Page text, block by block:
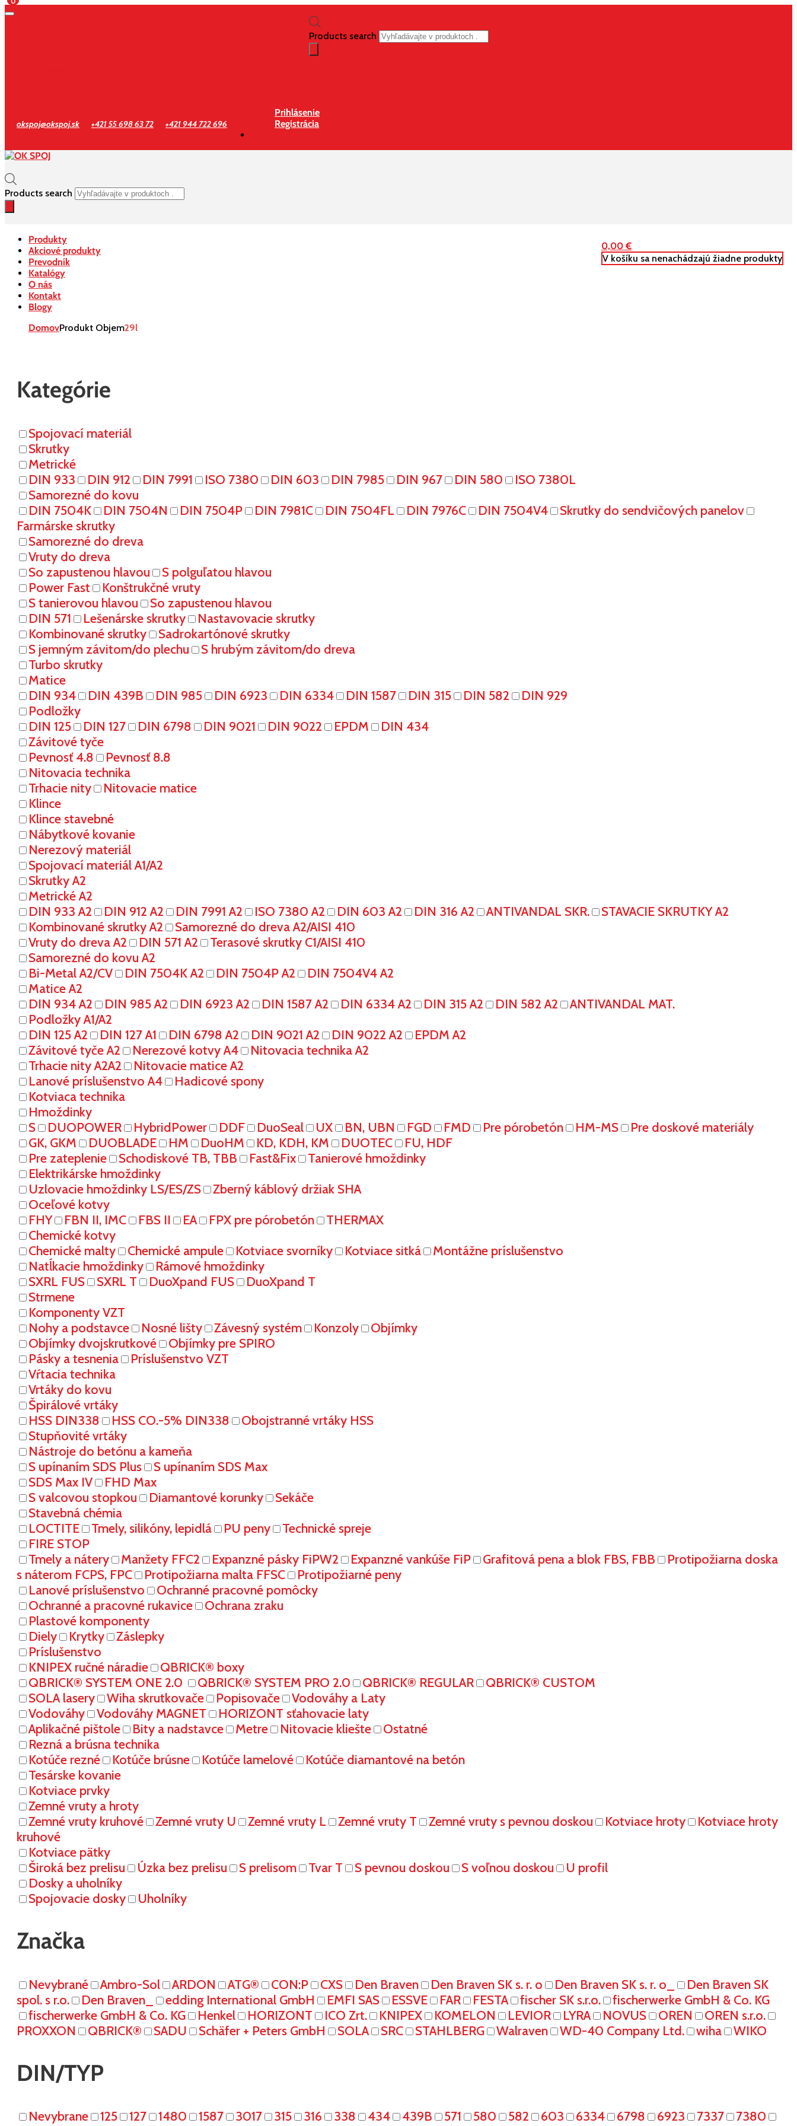
Products search
okspoj@okspoj.sk +421 55 698 63 72 +421 944 722 696
Prihlásenie
Registrácia
Products search
0,00 €
V košíku sa nenachádzajú žiadne produkty
Produkty
Akciové produkty
Prevodník
Katalógy
O nás
Kontakt
Blogy
DomovProdukt Objem29l
Kategórie
Spojovací materiál
Skrutky
Metrické
DIN 933
DIN 912 DIN 7991 ISO 7380 DIN 603 DIN 7985 DIN 967 DIN 580
ISO 7380L
Samorezné do kovu
DIN 7504K
DIN 7504N DIN 7504P DIN 7981C DIN 7504FL DIN 7976C DIN 7504V4
Skrutky do sendvičových panelov
Farmárske skrutky
Samorezné do dreva
Vruty do dreva
So zapustenou hlavou
S polguľatou hlavou
Power Fast
Konštrukčné vruty
S tanierovou hlavou
So zapustenou hlavou
DIN 571
Lešenárske skrutky
Nastavovacie skrutky
Kombinované skrutky
Sadrokartónové skrutky
S jemným závitom/do plechu
S hrubým závitom/do dreva
Turbo skrutky
Matice
DIN 934
DIN 439B DIN 985 DIN 6923 DIN 6334 DIN 1587 DIN 315 DIN 582
DIN 929
Podložky
DIN 125
DIN 127 DIN 6798 DIN 9021 DIN 9022 EPDM
DIN 434
Závitové tyče
Pevnosť 4.8
Pevnosť 8.8
Nitovacia technika
Trhacie nity
Nitovacie matice
Klince
Klince stavebné
Nábytkové kovanie
Nerezový materiál
Spojovací materiál A1/A2
Skrutky A2
Metrické A2
DIN 933 A2
DIN 912 A2 DIN 7991 A2 ISO 7380 A2 DIN 603 A2 DIN 316 A2 ANTIVANDAL SKR.
STAVACIE SKRUTKY A2
Kombinované skrutky A2
Samorezné do dreva A2/AISI 410
Vruty do dreva A2
DIN 571 A2
Terasové skrutky C1/AISI 410
Samorezné do kovu A2
Bi-Metal A2/CV
DIN 7504K A2 DIN 7504P A2
DIN 7504V4 A2
Matice A2
DIN 934 A2
DIN 985 A2 DIN 6923 A2 DIN 1587 A2 DIN 6334 A2 DIN 315 A2 DIN 582 A2
ANTIVANDAL MAT.
Podložky A1/A2
DIN 125 A2
DIN 127 A1 DIN 6798 A2 DIN 9021 A2 DIN 9022 A2
EPDM A2
Závitové tyče A2
Nerezové kotvy A4
Nitovacia technika A2
Trhacie nity A2A2
Nitovacie matice A2
Lanové príslušenstvo A4
Hadicové spony
Kotviaca technika
Hmoždinky
S
DUOPOWER HybridPower DDF DuoSeal UX BN, UBN FGD FMD Pre pórobetón HM-MS
Pre doskové materiály
GK, GKM
DUOBLADE HM DuoHM KD, KDH, KM DUOTEC
FU, HDF
Pre zateplenie
Schodiskové TB, TBB Fast&Fix
Tanierové hmoždinky
Elektrikárske hmoždinky
Uzlovacie hmoždinky LS/ES/ZS
Zberný káblový držiak SHA
Oceľové kotvy
FHY
FBN II, IMC FBS II EA FPX pre pórobetón
THERMAX
Chemické kotvy
Chemické malty
Chemické ampule Kotviace svorníky Kotviace sitká
Montážne príslušenstvo
Natĺkacie hmoždinky
Rámové hmoždinky
SXRL FUS
SXRL T DuoXpand FUS
DuoXpand T
Strmene
Komponenty VZT
Nohy a podstavce
Nosné lišty Závesný systém Konzoly
Objímky
Objímky dvojskrutkové
Objímky pre SPIRO
Pásky a tesnenia
Príslušenstvo VZT
Vŕtacia technika
Vrtáky do kovu
Špirálové vrtáky
HSS DIN338
HSS CO.-5% DIN338
Obojstranné vrtáky HSS
Stupňovité vrtáky
Nástroje do betónu a kameňa
S upínaním SDS Plus
S upínaním SDS Max
SDS Max IV
FHD Max
S valcovou stopkou
Diamantové korunky
Sekáče
Stavebná chémia
LOCTITE
Tmely, silikóny, lepidlá PU peny
Technické spreje
FIRE STOP
Tmely a nátery
Manžety FFC2 Expanzné pásky FiPW2 Expanzné vankúše FiP Grafitová pena a blok FBS, FBB
Protipožiarna doska
s náterom FCPS, FPC
Protipožiarna malta FFSC
Protipožiarné peny
Lanové príslušenstvo
Ochranné pracovné pomôcky
Ochranné a pracovné rukavice
Ochrana zraku
Plastové komponenty
Diely
Krytky
Záslepky
Príslušenstvo
KNIPEX ručné náradie
QBRICK® boxy
QBRICK® SYSTEM ONE 2.0
QBRICK® SYSTEM PRO 2.0 QBRICK® REGULAR
QBRICK® CUSTOM
SOLA lasery
Wiha skrutkovače Popisovače
Vodováhy a Laty
Vodováhy
Vodováhy MAGNET
HORIZONT sťahovacie laty
Aplikačné pištole
Bity a nadstavce Metre Nitovacie kliešte
Ostatné
Rezná a brúsna technika
Kotúče rezné
Kotúče brúsne Kotúče lamelové
Kotúče diamantové na betón
Tesárske kovanie
Kotviace prvky
Zemné vruty a hroty
Zemné vruty kruhové
Zemné vruty U Zemné vruty L Zemné vruty T Zemné vruty s pevnou doskou Kotviace hroty
Kotviace hroty
kruhové
Kotviace pätky
Široká bez prelisu
Úzka bez prelisu S prelisom Tvar T S pevnou doskou S voľnou doskou
U profil
Dosky a uholníky
Spojovacie dosky
Uholníky
Značka
Nevybrané Ambro-Sol ARDON ATG® CON:P CXS Den Braven Den Braven SK s. r. o Den Braven SK s. r. o_
Den Braven SK
spol. s r.o.
Den Braven_ edding International GmbH EMFI SAS ESSVE FAR FESTA fischer SK s.r.o.
fischerwerke GmbH & Co. KG
fischerwerke GmbH & Co. KG
Henkel HORIZONT ICO Zrt. KNIPEX KOMELON LEVIOR LYRA NOVUS OREN
OREN s.r.o.
PROXXON
QBRICK® SADU Schäfer + Peters GmbH SOLA SRC STAHLBERG Walraven WD-40 Company Ltd. wiha WIKO
DIN/TYP
Nevybrane 125 127 1480 1587 3017 315 316 338 434 439B 571 580 582 603 6334 6798 6923 7337
7380